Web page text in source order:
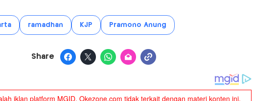
ramadhan KJP Pramono Anung
Share